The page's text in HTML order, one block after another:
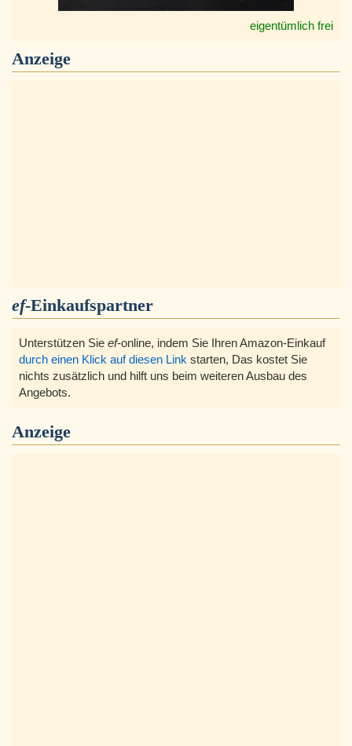
eigentümlich frei
Anzeige
ef-Einkaufspartner
Unterstützen Sie ef-online, indem Sie Ihren Amazon-Einkauf
durch einen Klick auf diesen Link starten, Das kostet Sie
nichts zusätzlich und hilft uns beim weiteren Ausbau des
Angebots.
Anzeige